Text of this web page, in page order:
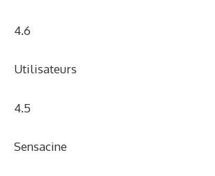
4.6
Utilisateurs
4.5
Sensacine